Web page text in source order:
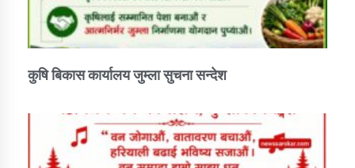
कुषि बिकास कार्यालय जुम्ला सुचना सन्देश